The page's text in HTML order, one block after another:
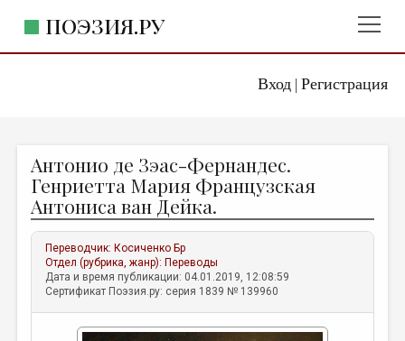
Вход| Регистрация
ПОЭЗИЯ.РУ
ЖАНРЫ
АВТОРЫ
КОММЕНТАРИИ
ЛИТСАЛОН
НОВОСТИ
ПРАВИЛА САЙТА
Антонио де Зэаc-Фернандес.
Генриетта Мария Французская
Антониса ван Дейка.
Переводчик: Косиченко Бр
Отдел (рубрика, жанр): Переводы
Дата и время публикации: 04.01.2019, 12:08:59
Сертификат Поэзия.ру: серия 1839 № 139960